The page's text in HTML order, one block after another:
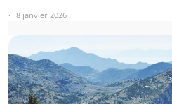
8 janvier 2026